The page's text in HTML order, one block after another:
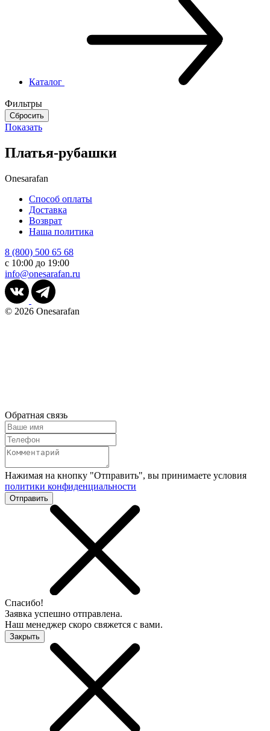
Каталог
Фильтры
Показать
Платья-рубашки
Onesarafan
Способ оплаты
Доставка
Возврат
Наша политика
8 (800) 500 65 68
с 10:00 до 19:00
info@onesarafan.ru
© 2026 Onesarafan
Обратная связь
Нажимая на кнопку "Отправить", вы принимаете условия
политики конфиденциальности
Отправить
Спасибо!
Заявка успешно отправлена.
Наш менеджер скоро свяжется с вами.
Закрыть